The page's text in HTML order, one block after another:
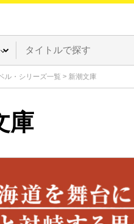
ル・シリーズ一覧 > 新潮文庫
庫